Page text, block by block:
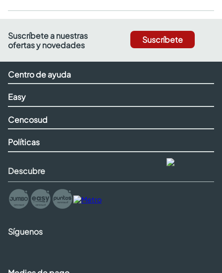
Suscríbete a nuestras
ofertas y novedades
Suscríbete
Centro de ayuda
Easy
Cencosud
Políticas
Descubre
Síguenos